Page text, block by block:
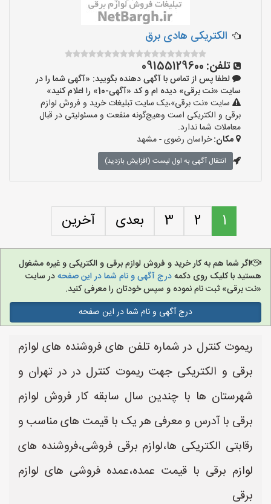
الکتریکی هادی برق
تلفن: 09155129600
لطفا پس از تماس با آگهی دهنده بگویید: «آگهی شما را در
سایت «نت برقی» دیده ام و کد «آگهی-10» را اعلام کنید»
سایت «نت برقی»،یک سایت تبلیغات خرید و فروش لوازم
برقی و الکتریکی است وهیچ‌گونه منفعت و مسئولیتی در قبال
معاملات شما ندارد.
مکان:خراسان رضوی - مشهد
انتقال آگهی به اول لیست (افزایش بازدید)
1
2
3 بعدی آخرین
اگر شما هم به کار خرید و فروش لوازم برقی و الکتریکی و غیره مشغول
هستید با کلیک روی دکمهدرج آگهی و نام شما در این صفحهدر سایت
«نت برقی» ثبت نام نموده و سپس خودتان را معرفی کنید.
درج آگهی و نام شما در این صفحه
ریموت کنترل در شماره تلفن های فروشنده های لوازم
برقی و الکتریکی جهت ریموت کنترل در در تهران و
شهرستان ها با چندین سال سابقه کار فروش لوازم
برقی با آدرس و معرفی هر یک با قیمت های مناسب و
رقابتی الکتریکی ها،لوازم برقی فروشی،فروشنده های
لوازم برقی با قیمت عمده،عمده فروشی های لوازم
برقی